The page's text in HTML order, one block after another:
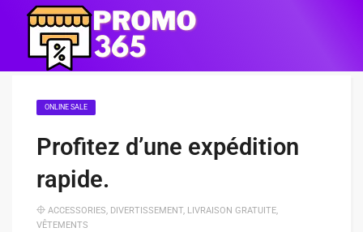
ONLINE SALE
Profitez d’une expédition
rapide.
ACCESSORIES, DIVERTISSEMENT, LIVRAISON GRATUITE,
VÊTEMENTS